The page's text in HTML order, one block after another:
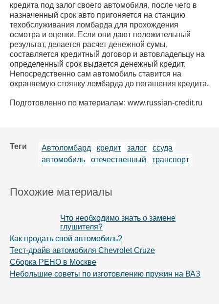
кредита под залог своего автомобиля, после чего в
назначенный срок авто пригоняется на станцию
техобслуживания ломбарда для прохождения
осмотра и оценки. Если они дают положительный
результат, делается расчет денежной сумы,
составляется кредитный договор и автовладельцу на
определенный срок выдается денежный кредит.
Непосредственно сам автомобиль ставится на
охраняемую стоянку ломбарда до погашения кредита.
Подготовленно по материалам: www.russian-credit.ru
Теги Автоломбард кредит залог
ссуда
автомобиль
отечественный транспорт
Похожие материалы
Что необходимо знать о замене
глушителя?
Как продать свой автомобиль?
Тест-драйв автомобиля Chevrolet Cruze
Сборка РЕНО в Москве
Небольшие советы по изготовлению пружин на ВАЗ